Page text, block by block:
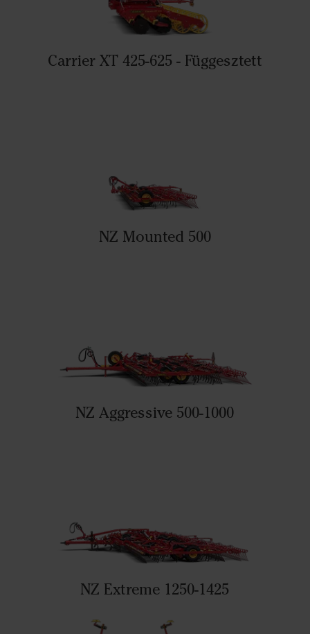
Carrier XT 425-625 - Függesztett
NZ Mounted 500
NZ Aggressive 500-1000
NZ Extreme 1250-1425